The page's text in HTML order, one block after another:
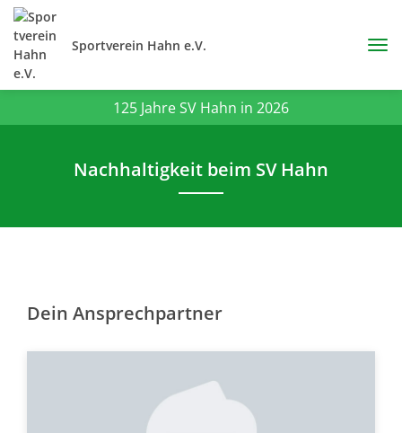
Sportverein Hahn e.V.
125 Jahre SV Hahn in 2026
Nachhaltigkeit beim SV Hahn
Dein Ansprechpartner